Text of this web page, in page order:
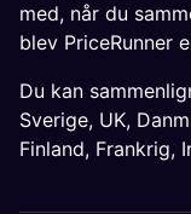
med, når du
blev PriceRunner
Du kan
Sverige, UK,
Finland, Frankrig,